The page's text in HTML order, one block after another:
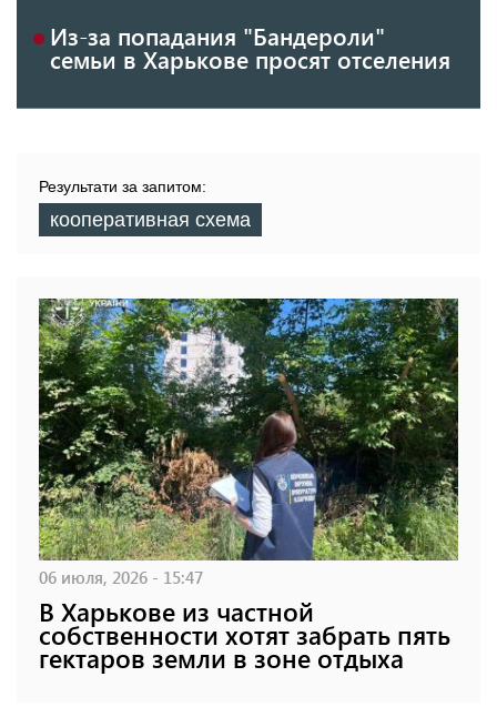
Из-за попадания "Бандероли"
семьи в Харькове просят отселения
Результати за запитом:
кооперативная схема
06 июля, 2026 - 15:47
В Харькове из частной
собственности хотят забрать пять
гектаров земли в зоне отдыха